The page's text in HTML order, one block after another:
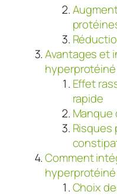
Avantages et
hyperprotéiné
Effet
rapide
Manque
Risques
Comment
Choix